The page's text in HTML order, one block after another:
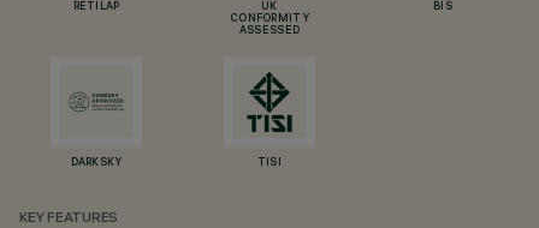
RETILAP
UK
CONFORMITY
ASSESSED
BIS
DARKSKY TISI
KEY FEATURES